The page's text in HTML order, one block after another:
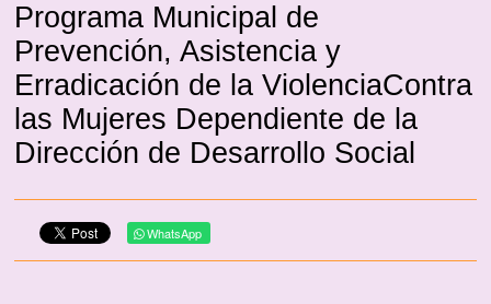
Programa Municipal de
Prevención, Asistencia y
Erradicación de la ViolenciaContra
las Mujeres Dependiente de la
Dirección de Desarrollo Social
WhatsApp